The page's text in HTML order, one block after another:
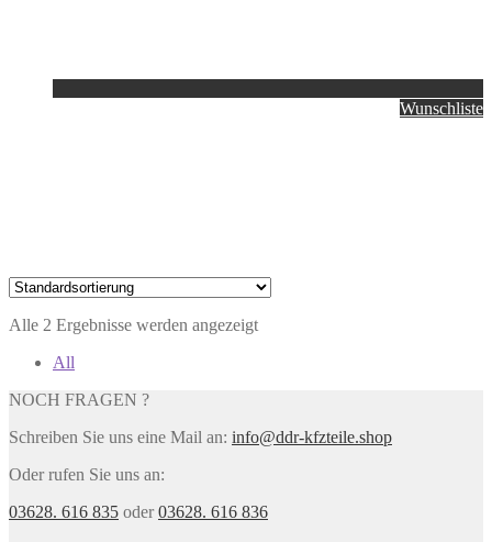
Wunschliste
Alle 2 Ergebnisse werden angezeigt
All
NOCH FRAGEN ?
Schreiben Sie uns eine Mail an: info@ddr-kfzteile.shop
Oder rufen Sie uns an:
03628. 616 835 oder03628. 616 836